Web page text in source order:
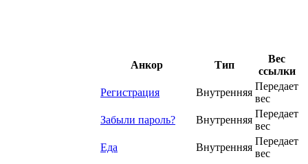
Анкор Тип
Вес
ссылки
Регистрация
Внутренняя
Передает
вес
Забыли пароль?
Внутренняя
Передает
вес
Еда
Внутренняя
Передает
вес